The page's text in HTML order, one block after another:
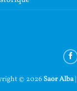
© 2026 Saor Alba|